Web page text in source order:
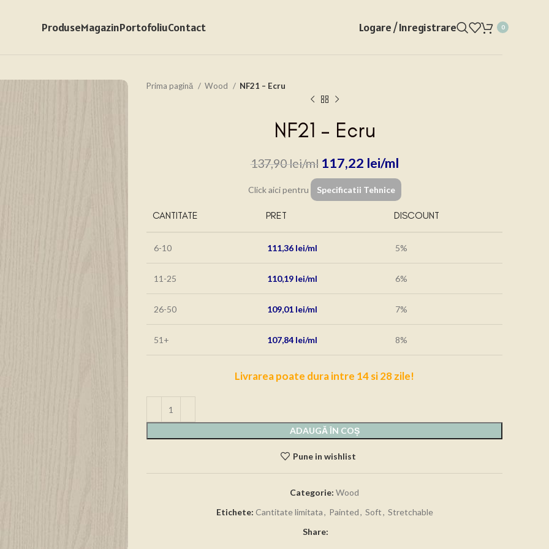
ProduseMagazinPortofoliuContact Logare / Inregistrare 0
Prima pagină Wood NF21 – Ecru
NF21 – Ecru
137,90lei 117,22 lei
Click aici pentru Specificatii Tehnice
CANTITATE PRET DISCOUNT
6-10 111,36 lei 5%
11-25 110,19 lei 6%
26-50 109,01 lei 7%
51+ 107,84 lei 8%
Livrarea poate dura intre 14 si 28 zile!
ADAUGĂ ÎN COȘ
Pune in wishlist
Categorie: Wood
Etichete: Cantitate limitata, Painted, Soft, Stretchable
Share: